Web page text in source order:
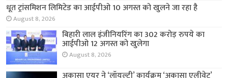
धूत ट्रांसमिशन लिमिटेड का आईपीओ 10 अगस्त को खुलने जा रहा है
August 8, 2026
बिहारी लाल इंजीनियरिंग का 302 करोड़ रुपये का
आईपीओ 12 अगस्त को खुलेगा
August 8, 2026